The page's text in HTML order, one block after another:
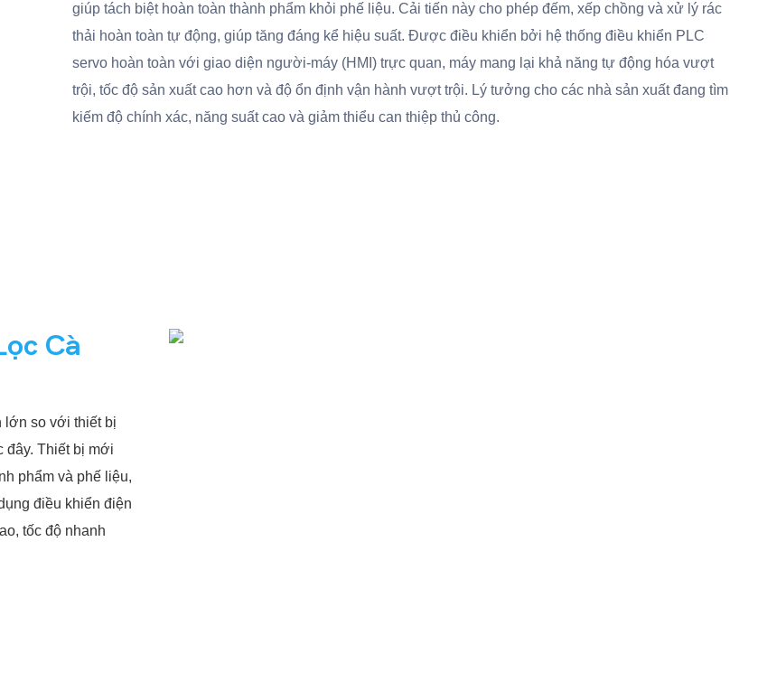
giúp tách biệt hoàn toàn thành phẩm khỏi phế liệu. Cải tiến này cho phép đếm, xếp chồng và xử lý rác
thải hoàn toàn tự động, giúp tăng đáng kể hiệu suất. Được điều khiển bởi hệ thống điều khiển PLC
servo hoàn toàn với giao diện người-máy (HMI) trực quan, máy mang lại khả năng tự động hóa vượt
trội, tốc độ sản xuất cao hơn và độ ổn định vận hành vượt trội. Lý tưởng cho các nhà sản xuất đang tìm
kiếm độ chính xác, năng suất cao và giảm thiểu can thiệp thủ công.
Cà
lớn so với thiết bị
đây. Thiết bị mới
phẩm và phế liệu,
điều khiển điện
tốc độ nhanh